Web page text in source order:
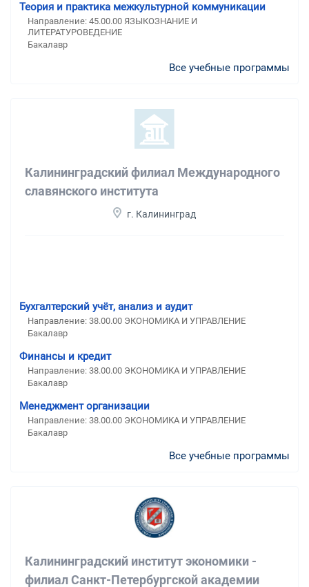
Теория и практика межкультурной коммуникации
Направление: 45.00.00 ЯЗЫКОЗНАНИЕ И
ЛИТЕРАТУРОВЕДЕНИЕ
Бакалавр
Все учебные программы
Калининградский филиал Международного
славянского института
г. Калининград
Бухгалтерский учёт, анализ и аудит
Направление: 38.00.00 ЭКОНОМИКА И УПРАВЛЕНИЕ
Бакалавр
Финансы и кредит
Направление: 38.00.00 ЭКОНОМИКА И УПРАВЛЕНИЕ
Бакалавр
Менеджмент организации
Направление: 38.00.00 ЭКОНОМИКА И УПРАВЛЕНИЕ
Бакалавр
Все учебные программы
Калининградский институт экономики -
филиал Санкт-Петербургской академии